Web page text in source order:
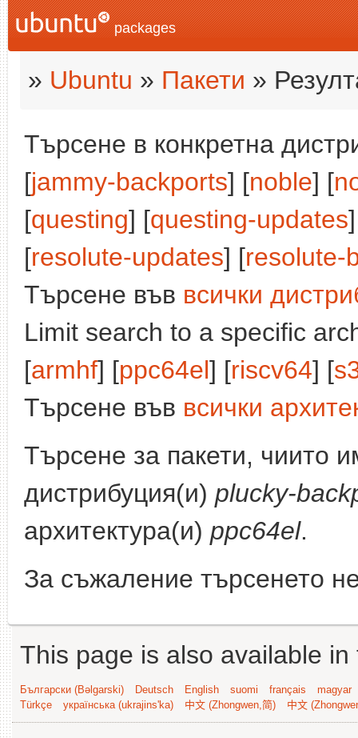
packages
» Ubuntu » Пакети »
Търсене в конкретна
[jammy-backports] [noble] [
[questing] [questing-updates
[resolute-updates] [resolute-
Търсене във всички
Limit search to a specific
[armhf] [ppc64el] [riscv64] [
Търсене във всички
Търсене за пакети, чиито
дистрибуция(и) plucky-
архитектура(и) ppc64el.
За съжаление търсенето
This page is also available
Български (Bəlgarski) Deutsch English suomi français
magyar
Türkçe
українська (ukrajins'ka) 中文 (Zhongwen,简) 中文